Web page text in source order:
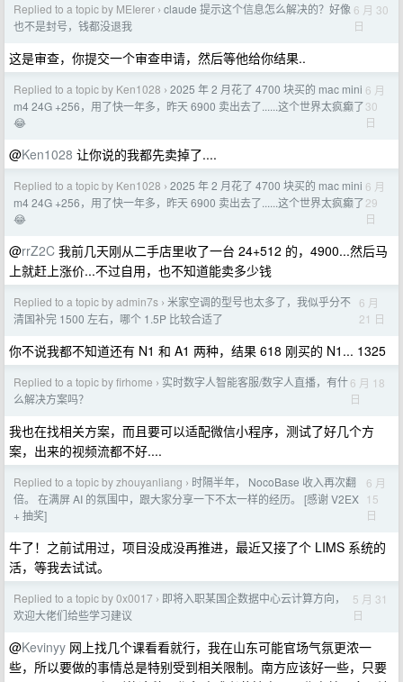
Replied to a topic by MEIerer › claude 提示这个信息怎么解决的？好像
也不是封号，钱都没退我
6 月 30
日
这是审查，你提交一个审查申请，然后等他给你结果..
Replied to a topic by Ken1028 › 2025 年 2 月花了 4700 块买的 mac mini
m4 24G +256，用了快一年多，昨天 6900 卖出去了......这个世界太疯癫了
😂
6 月
30
日
@Ken1028 让你说的我都先卖掉了....
Replied to a topic by Ken1028 › 2025 年 2 月花了 4700 块买的 mac mini
m4 24G +256，用了快一年多，昨天 6900 卖出去了......这个世界太疯癫了
😂
6 月
29
日
@rrZ2C 我前几天刚从二手店里收了一台 24+512 的，4900...然后马
上就赶上涨价...不过自用，也不知道能卖多少钱
Replied to a topic by admin7s › 米家空调的型号也太多了，我似乎分不
清国补完 1500 左右，哪个 1.5P 比较合适了
6 月
21 日
你不说我都不知道还有 N1 和 A1 两种，结果 618 刚买的 N1... 1325
Replied to a topic by firhome › 实时数字人智能客服/数字人直播，有什
么解决方案吗？
6 月 18
日
我也在找相关方案，而且要可以适配微信小程序，测试了好几个方
案，出来的视频流都不好....
Replied to a topic by zhouyanliang › 时隔半年， NocoBase 收入再次翻
倍。 在满屏 AI 的氛围中，跟大家分享一下不太一样的经历。 [感谢 V2EX
+ 抽奖]
6 月
15
日
牛了！之前试用过，项目没成没再推进，最近又接了个 LIMS 系统的
活，等我去试试。
Replied to a topic by 0x0017 › 即将入职某国企数据中心云计算方向，
欢迎大佬们给些学习建议
5 月 31
日
@Kevinyy 网上找几个课看看就行，我在山东可能官场气氛更浓一
些，所以要做的事情总是特别受到相关限制。南方应该好一些，只要